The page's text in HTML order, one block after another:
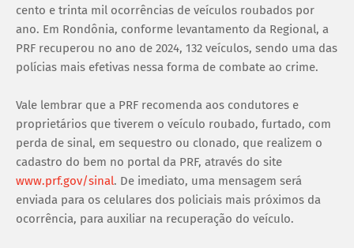
cento e trinta mil ocorrências de veículos roubados por
ano. Em Rondônia, conforme levantamento da Regional, a
PRF recuperou no ano de 2024, 132 veículos, sendo uma das
polícias mais efetivas nessa forma de combate ao crime.
Vale lembrar que a PRF recomenda aos condutores e
proprietários que tiverem o veículo roubado, furtado, com
perda de sinal, em sequestro ou clonado, que realizem o
cadastro do bem no portal da PRF, através do site
www.prf.gov/sinal. De imediato, uma mensagem será
enviada para os celulares dos policiais mais próximos da
ocorrência, para auxiliar na recuperação do veículo.